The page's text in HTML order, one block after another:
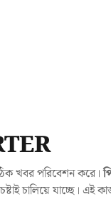
খবর পরিবেশন করে।
চালিয়ে যাচ্ছে। এই